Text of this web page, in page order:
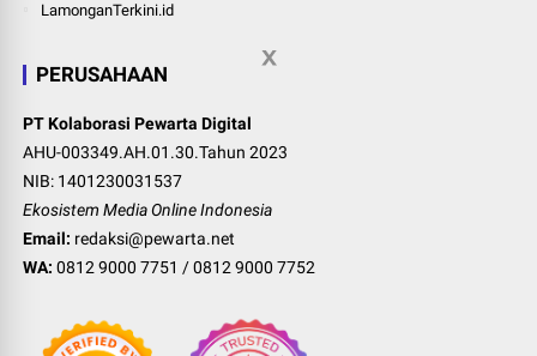
LamonganTerkini.id
PERUSAHAAN
PT Kolaborasi Pewarta Digital
AHU-003349.AH.01.30.Tahun 2023
NIB: 1401230031537
Ekosistem Media Online Indonesia
Email: redaksi@pewarta.net
WA: 0812 9000 7751 /0812 9000 7752